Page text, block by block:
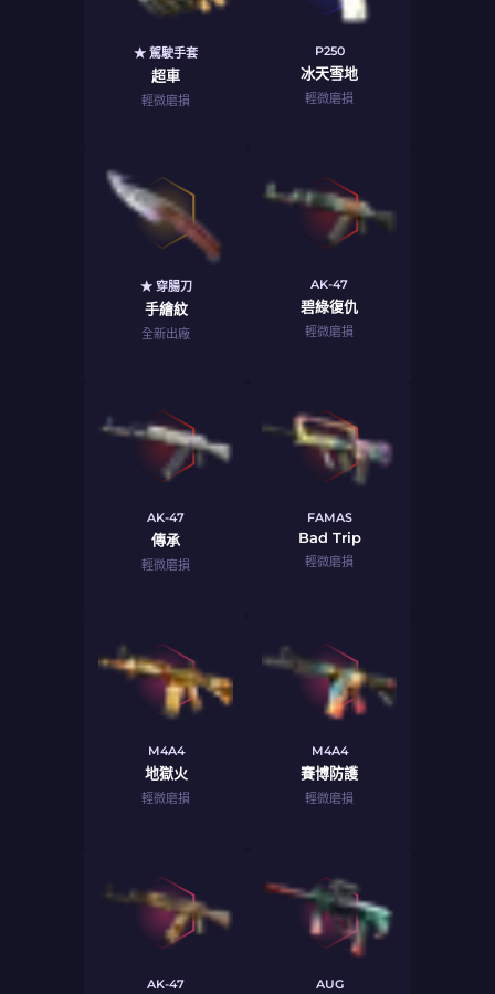
★ 駕駛手套
超車
輕微磨損
P250
冰天雪地
輕微磨損
★ 穿腸刀
手繪紋
全新出廠
AK-47
碧綠復仇
輕微磨損
AK-47
傳承
輕微磨損
FAMAS
Bad Trip
輕微磨損
M4A4
地獄火
輕微磨損
M4A4
賽博防護
輕微磨損
AK-47 AUG